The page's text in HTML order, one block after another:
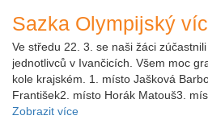
Sazka Olympijský
Ve středu 22. 3. se naši žáci
jednotlivců v Ivančicích. Všem moc
kole krajském. 1. místo Jašková
František2. místo Horák Matouš3.
Zobrazit více